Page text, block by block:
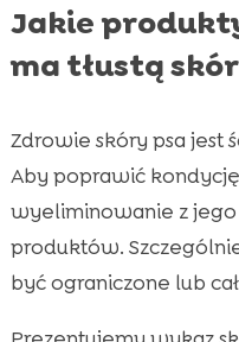
Jakie
ma tłustą
Zdrowie skóry psa jest
Aby poprawić
wyeliminowanie z jego
produktów.
być ograniczone lub